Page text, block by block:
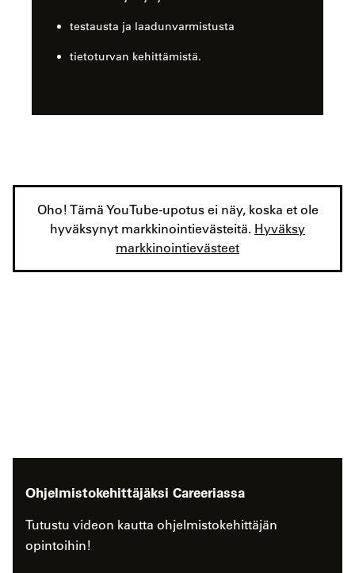
testausta ja laadunvarmistusta
tietoturvan kehittämistä.
Ohjelmistokehittäjäksi Careeriassa
Tutustu videon kautta ohjelmistokehittäjän
opintoihin!
Oho! Tämä YouTube-upotus ei näy, koska et ole
hyväksynyt markkinointievästeitä. Hyväksy
markkinointievästeet